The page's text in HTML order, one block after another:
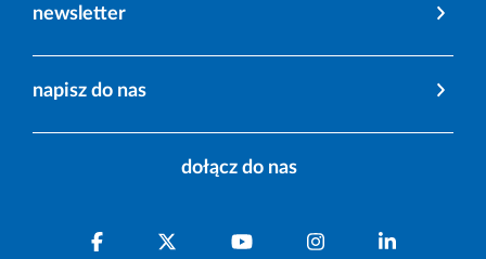
newsletter
napisz do nas
dołącz do nas